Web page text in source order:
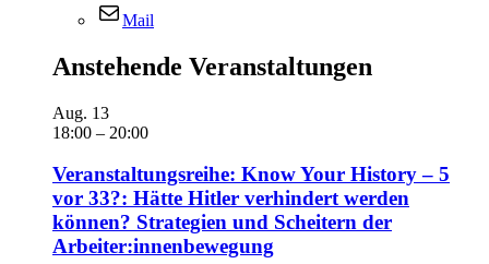
Mail
Anstehende Veranstaltungen
Aug. 13
18:00 – 20:00
Veranstaltungsreihe: Know Your History – 5
vor 33?: Hätte Hitler verhindert werden
können? Strategien und Scheitern der
Arbeiter:innenbewegung